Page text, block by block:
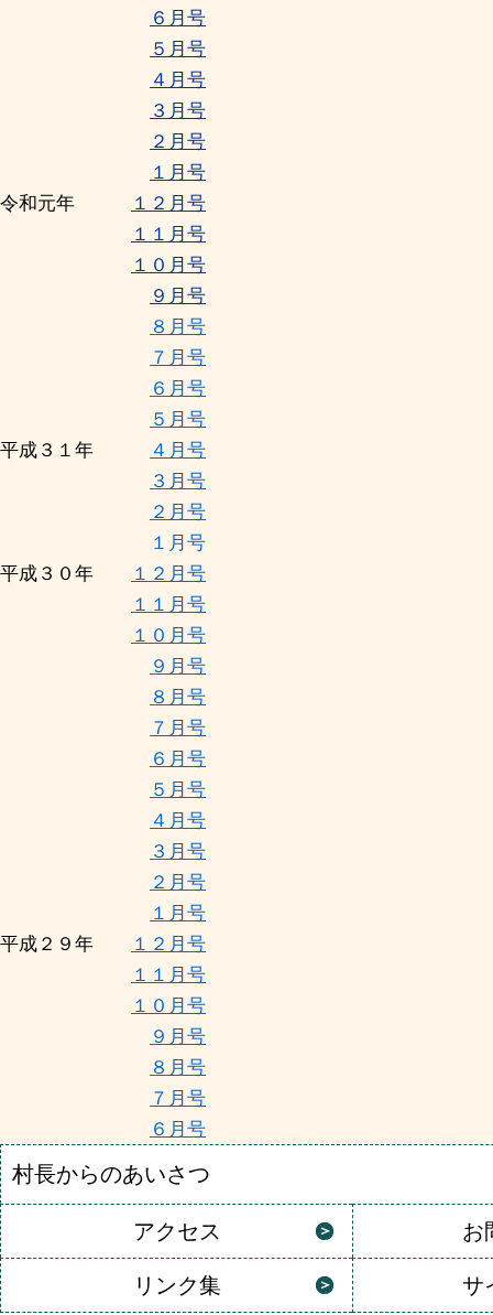
６月号
５月号
４月号
３月号
２月号
１月号
令和元年
１２月号
１１月号
１０月号
９月号
８月号
７月号
６月号
５月号
平成３１年
４月号
３月号
２月号
１月号
平成３０年
１２月号
１１月号
１０月号
９月号
８月号
７月号
６月号
５月号
４月号
３月号
２月号
１月号
平成２９年
１２月号
１１月号
１０月号
９月号
８月号
７月号
６月号
村長からのあいさつ
アクセス お
リンク集 サ